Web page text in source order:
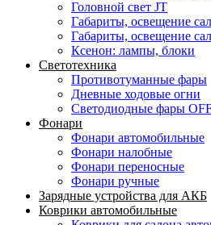
Головной свет JT
Габариты, освещение
Габариты, освещение
Ксенон: лампы, блоки
Светотехника
Противотуманные фары
Дневные ходовые огни
Светодиодные фары
Фонари
Фонари автомобильные
Фонари налобные
Фонари переносные
Фонари ручные
Зарядные устройства для АКБ
Коврики автомобильные